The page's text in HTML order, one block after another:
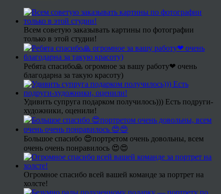
Всем советую заказывать картины по фотографии
только в этой студии!
Ребята спасибо🙏 огромное за вашу работу❤ очень
благодарна за такую красоту)
Удивить супруга подарком получилось))) Есть подруги-
художники, оценили!
Большое спасибо 😍портретом очень довольны, всем
очень очень понравилось 😍😍
Огромное спасибо всей вашей команде за портрет на
холсте!